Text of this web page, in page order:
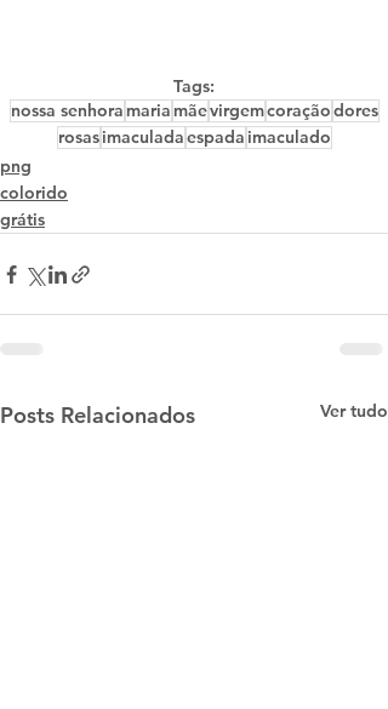
Tags:
nossa senhora maria mãevirgemcoraçãodores
rosasimaculadaespada imaculado
png
colorido
grátis
Posts Relacionados Ver tudo